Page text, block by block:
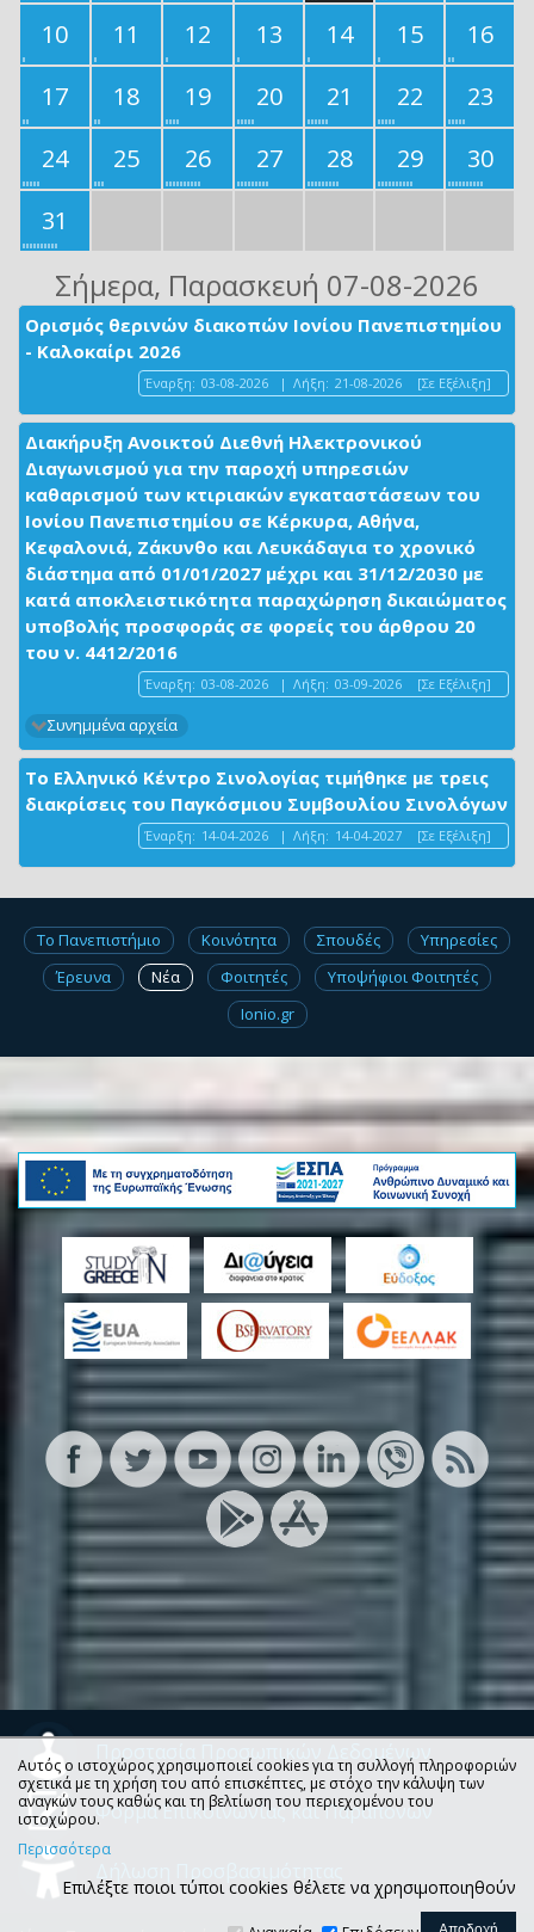
10
11 12 13 14 15
16
17
18 19 20 21 22
23
24
25 26 27 28 29
30
31
Σήμερα, Παρασκευή 07-08-2026
Ορισμός θερινών διακοπών Ιονίου Πανεπιστημίου
- Καλοκαίρι 2026
Έναρξη: 03-08-2026 | Λήξη: 21-08-2026 [Σε Εξέλιξη]
Διακήρυξη Ανοικτού Διεθνή Ηλεκτρονικού
Διαγωνισμού για την παροχή υπηρεσιών
καθαρισμού των κτιριακών εγκαταστάσεων του
Ιονίου Πανεπιστημίου σε Κέρκυρα, Αθήνα,
Κεφαλονιά, Ζάκυνθο και Λευκάδαγια το χρονικό
διάστημα από 01/01/2027 μέχρι και 31/12/2030 με
κατά αποκλειστικότητα παραχώρηση δικαιώματος
υποβολής προσφοράς σε φορείς του άρθρου 20
του ν. 4412/2016
Έναρξη: 03-08-2026 | Λήξη: 03-09-2026 [Σε Εξέλιξη]
Συνημμένα αρχεία
Το Ελληνικό Κέντρο Σινολογίας τιμήθηκε με τρεις
διακρίσεις του Παγκόσμιου Συμβουλίου Σινολόγων
Έναρξη: 14-04-2026 | Λήξη: 14-04-2027 [Σε Εξέλιξη]
Το Πανεπιστήμιο Κοινότητα Σπουδές
Υπηρεσίες
Έρευνα
Νέα Φοιτητές
Υποψήφιοι Φοιτητές
Ionio.gr
Προστασία Προσωπικών Δεδομένων
Φόρμα Επικοινωνίας και Παραπόνων
Αυτός ο ιστοχώρος χρησιμοποιεί cookies για τη συλλογή πληροφοριών
σχετικά με τη χρήση του από επισκέπτες, με στόχο την κάλυψη των
αναγκών τους καθώς και τη βελτίωση του περιεχομένου του
ιστοχώρου.
Περισσότερα
Επιλέξτε ποιοι τύποι cookies θέλετε να χρησιμοποιηθούν